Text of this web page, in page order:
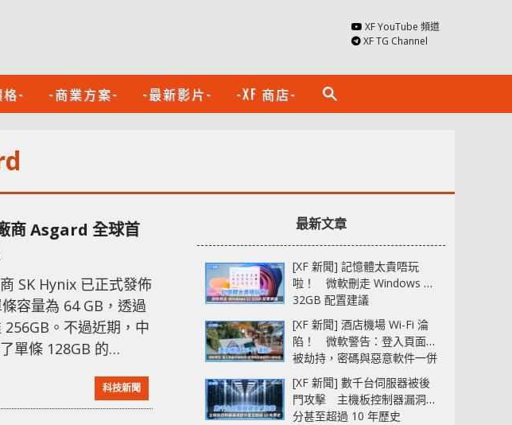
XF YouTube 頻道
XF TG Channel
格- -商業方案- -最新影片- -XF 商店- search
商 Asgard 全球首
SK Hynix 已正式發佈
容量為 64 GB，透過
。不過近期，中
單條 128GB 的
4800 MHz，提供 32
曝光的模組編號為
科技新聞
最新文章
[XF 新聞] 記憶體太貴唔玩
啦！ 微軟刪走 Windows 11
32GB 配置建議
[XF 新聞] 酒店機場 Wi-Fi 淪
陷！ 微軟警告：登入頁面可
被劫持，密碼與惡意軟件一併
中招
[XF 新聞] 數千台伺服器被後
門攻擊 主機板控制器漏洞部
分甚至超過 10 年歷史